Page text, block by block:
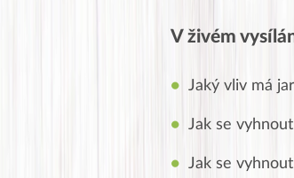
V živém
Jaký vliv má
Jak se
Jak se